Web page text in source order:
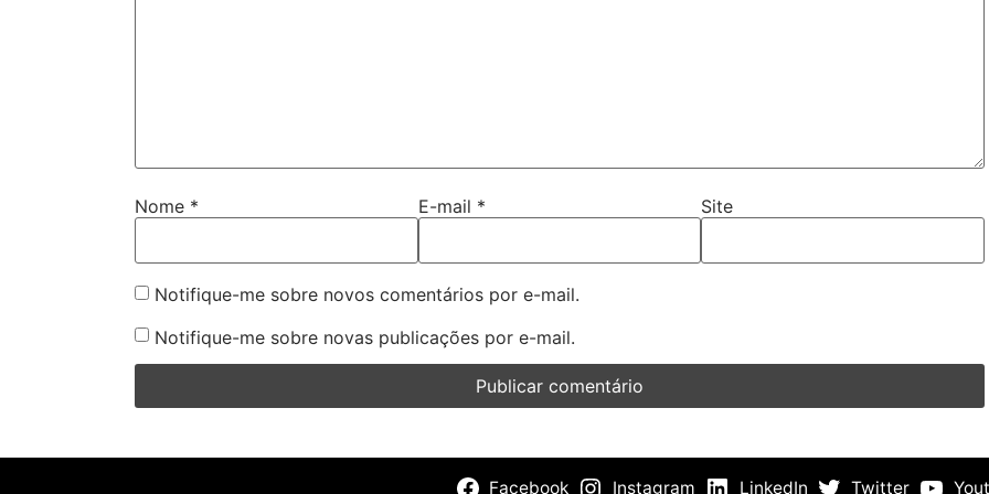
Nome * E-mail * Site
Notifique-me sobre novos comentários por e-mail.
Notifique-me sobre novas publicações por e-mail.
Facebook Instagram LinkedIn Twitter